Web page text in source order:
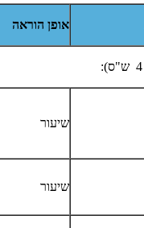
אופן הוראה
שיעור
שיעור